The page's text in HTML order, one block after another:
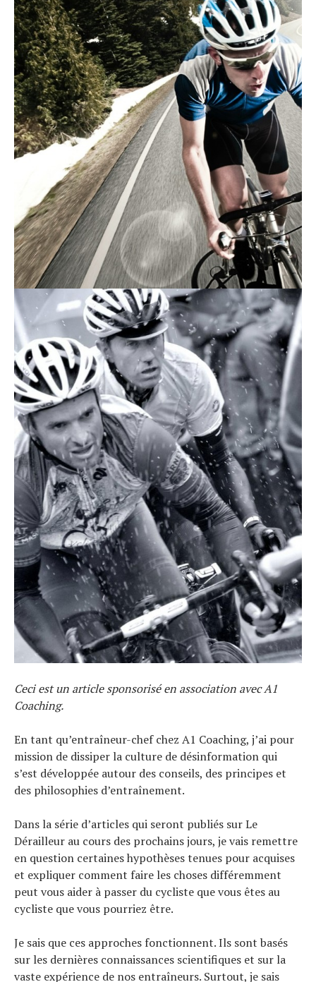
Ceci est un article sponsorisé en association avec A1
Coaching.
En tant qu’entraîneur-chef chez A1 Coaching, j’ai pour
mission de dissiper la culture de désinformation qui
s’est développée autour des conseils, des principes et
des philosophies d’entraînement.
Dans la série d’articles qui seront publiés sur Le
Dérailleur au cours des prochains jours, je vais remettre
en question certaines hypothèses tenues pour acquises
et expliquer comment faire les choses différemment
peut vous aider à passer du cycliste que vous êtes au
cycliste que vous pourriez être.
Je sais que ces approches fonctionnent. Ils sont basés
sur les dernières connaissances scientifiques et sur la
vaste expérience de nos entraîneurs. Surtout, je sais
Actualités
Technologies
Tests de produits
Tendances
Tous nos articles